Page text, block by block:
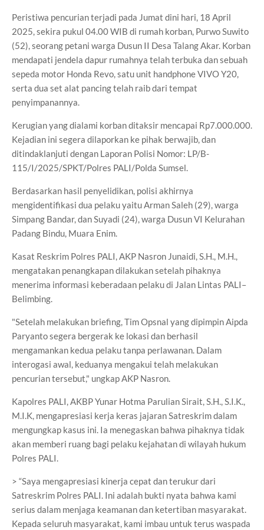
Peristiwa pencurian terjadi pada Jumat dini hari, 18 April
2025, sekira pukul 04.00 WIB di rumah korban, Purwo Suwito
(52), seorang petani warga Dusun II Desa Talang Akar. Korban
mendapati jendela dapur rumahnya telah terbuka dan sebuah
sepeda motor Honda Revo, satu unit handphone VIVO Y20,
serta dua set alat pancing telah raib dari tempat
penyimpanannya.
Kerugian yang dialami korban ditaksir mencapai Rp7.000.000.
Kejadian ini segera dilaporkan ke pihak berwajib, dan
ditindaklanjuti dengan Laporan Polisi Nomor: LP/B-
115/I/2025/SPKT/Polres PALI/Polda Sumsel.
Berdasarkan hasil penyelidikan, polisi akhirnya
mengidentifikasi dua pelaku yaitu Arman Saleh (29), warga
Simpang Bandar, dan Suyadi (24), warga Dusun VI Kelurahan
Padang Bindu, Muara Enim.
Kasat Reskrim Polres PALI, AKP Nasron Junaidi, S.H., M.H.,
mengatakan penangkapan dilakukan setelah pihaknya
menerima informasi keberadaan pelaku di Jalan Lintas PALI–
Belimbing.
"Setelah melakukan briefing, Tim Opsnal yang dipimpin Aipda
Paryanto segera bergerak ke lokasi dan berhasil
mengamankan kedua pelaku tanpa perlawanan. Dalam
interogasi awal, keduanya mengakui telah melakukan
pencurian tersebut," ungkap AKP Nasron.
Kapolres PALI, AKBP Yunar Hotma Parulian Sirait, S.H., S.I.K.,
M.I.K, mengapresiasi kerja keras jajaran Satreskrim dalam
mengungkap kasus ini. Ia menegaskan bahwa pihaknya tidak
akan memberi ruang bagi pelaku kejahatan di wilayah hukum
Polres PALI.
> “Saya mengapresiasi kinerja cepat dan terukur dari
Satreskrim Polres PALI. Ini adalah bukti nyata bahwa kami
serius dalam menjaga keamanan dan ketertiban masyarakat.
Kepada seluruh masyarakat, kami imbau untuk terus waspada